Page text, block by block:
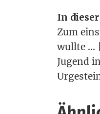
In
Zum
wull­te …
Jugend